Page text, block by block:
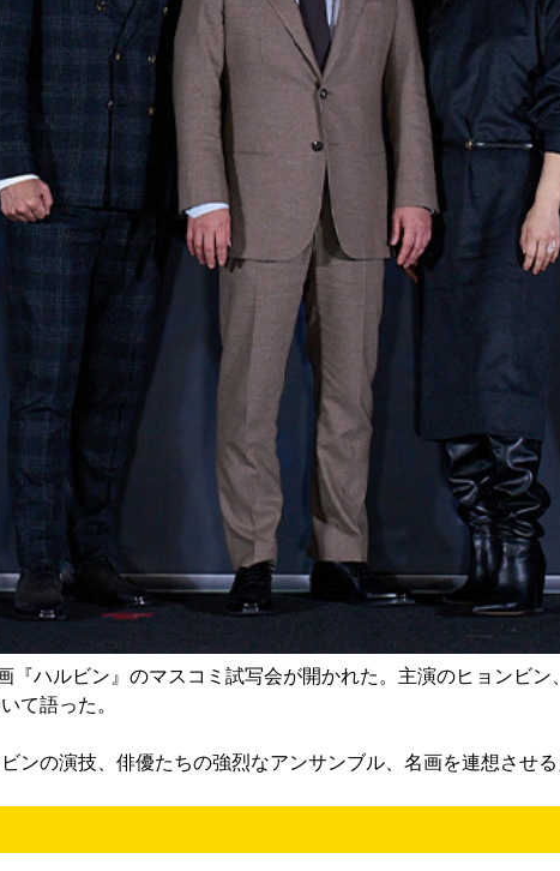
ハルビン』のマスコミ試写会が開かれた。主演のヒョンビ
て語った。
ンの演技、俳優たちの強烈なアンサンブル、名画を連想させ